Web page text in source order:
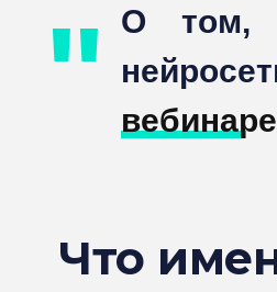
О том,
вебинаре
Что